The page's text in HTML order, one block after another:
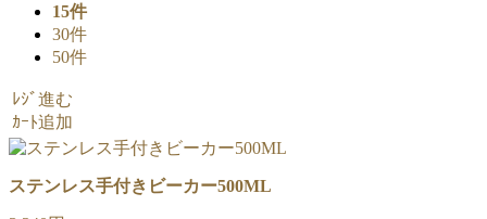
15件
30件
50件
ﾚｼﾞ進む
ｶｰﾄ追加
ステンレス手付きビーカー500ML